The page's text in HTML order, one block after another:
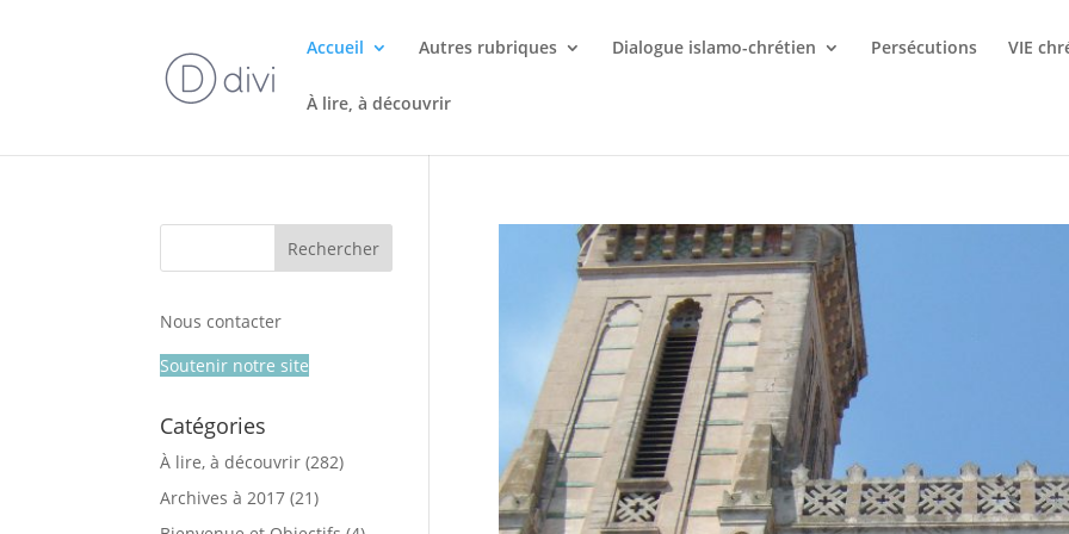
Accueil Autres rubriques Dialogue islamo-chrétien Persécutions VIE
À lire, à découvrir
Nous contacter
Soutenir notre site
Catégories
À lire, à découvrir (282)
Archives à 2017 (21)